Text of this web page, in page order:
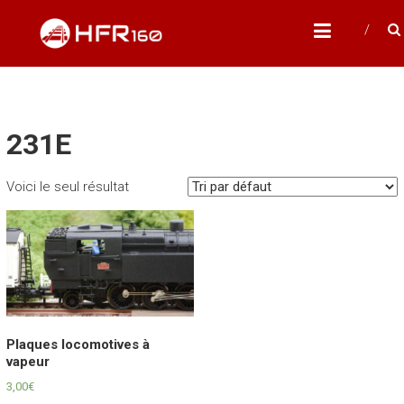
content
HFR160
Modélisme ferroviaire à l'échelle N
231E
Voici le seul résultat
Plaques locomotives à
vapeur
3,00€